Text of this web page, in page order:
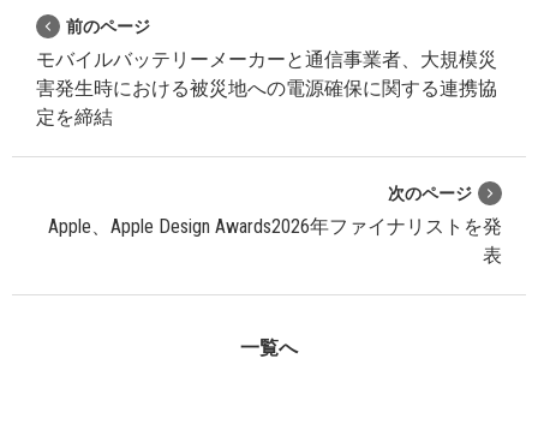
前のページ
モバイルバッテリーメーカーと通信事業者、大規模災
害発生時における被災地への電源確保に関する連携協
定を締結
次のページ
Apple、Apple Design Awards2026年ファイナリストを発
表
一覧へ